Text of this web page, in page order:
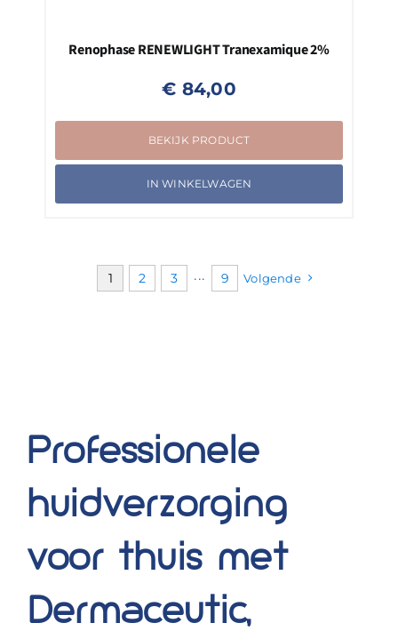
Renophase RENEWLIGHT Tranexamique 2%
€ 84,00
BEKIJK PRODUCT
IN WINKELWAGEN
1 2 3 ··· 9 Volgende
Professionele
huidverzorging
voor thuis met
Dermaceutic,